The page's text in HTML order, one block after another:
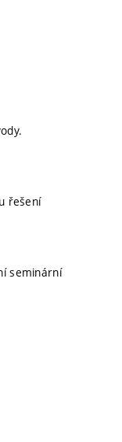
řešení
seminární